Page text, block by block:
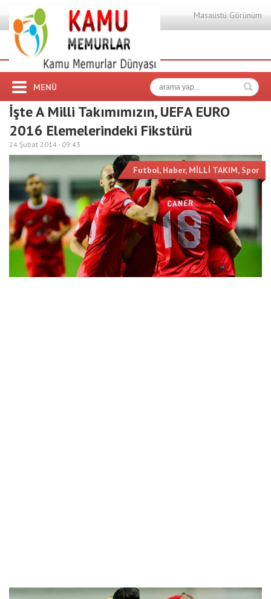
Masaüstü Görünüm
MENÜ
İşte A Milli Takımımızın, UEFA EURO
2016 Elemelerindeki Fikstürü
24 Şubat 2014 - 09:43
Futbol, Haber, MİLLİ TAKIM, Spor